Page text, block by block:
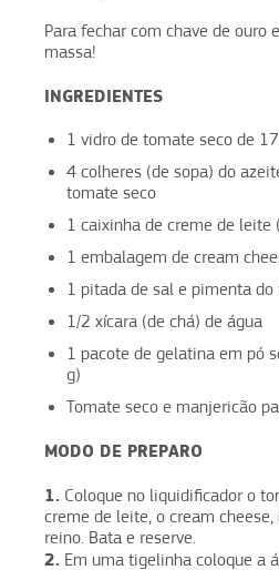
Para fechar com chave de ouro
massa!
INGREDIENTES
1 vidro de tomate seco de
4 colheres (de sopa) do
tomate seco
1 caixinha de creme de leite
1 embalagem de cream
1 pitada de sal e pimenta do
1/2 xícara (de chá) de água
1 pacote de gelatina em pó
g)
Tomate seco e manjericão
MODO DE PREPARO
1. Coloque no liquidificador o
creme de leite, o cream
reino. Bata e reserve.
2. Em uma tigelinha coloque a